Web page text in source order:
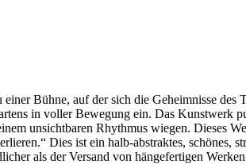
Bühne, auf der sich die Geheimnisse
in voller Bewegung ein. Das
unsichtbaren Rhythmus wiegen. Dieses
Dies ist ein halb-abstraktes,
als der Versand von hängefertigen